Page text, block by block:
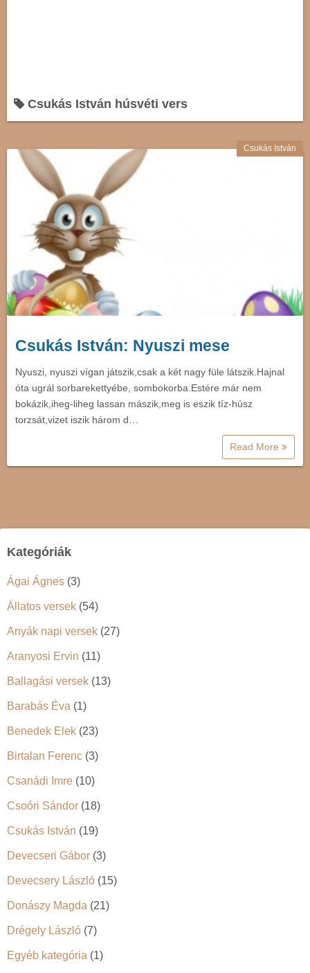
Csukás István húsvéti vers
Csukás István
Csukás István: Nyuszi mese
Nyuszi, nyuszi vígan játszik,csak a két nagy füle látszik.Hajnal
óta ugrál sorbarekettyébe, sombokorba.Estére már nem
bokázik,iheg-liheg lassan mászik,meg is eszik tíz-húsz
torzsát,vizet iszik három d…
Read More
Kategóriák
Ágai Ágnes (3)
Állatos versek (54)
Anyák napi versek (27)
Aranyosi Ervin (11)
Ballagási versek (13)
Barabás Éva (1)
Benedek Elek (23)
Birtalan Ferenc (3)
Csanádi Imre (10)
Csoóri Sándor (18)
Csukás István (19)
Devecseri Gábor (3)
Devecsery László (15)
Donászy Magda (21)
Drégely László (7)
Egyéb kategória (1)